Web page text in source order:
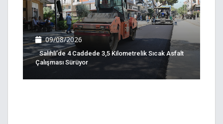
09/08/2026
Salihli’de 4 Caddede 3,5 Kilometrelik Sıcak Asfalt
Çalışması Sürüyor